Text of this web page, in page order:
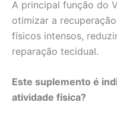
A principal função do
otimizar a
físicos intensos,
reparação tecidual.
Este suplemento é
atividade física?